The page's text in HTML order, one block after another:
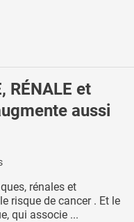
RÉNALE et
aussi
rénales et
risque de cancer . Et le
qui associe ...